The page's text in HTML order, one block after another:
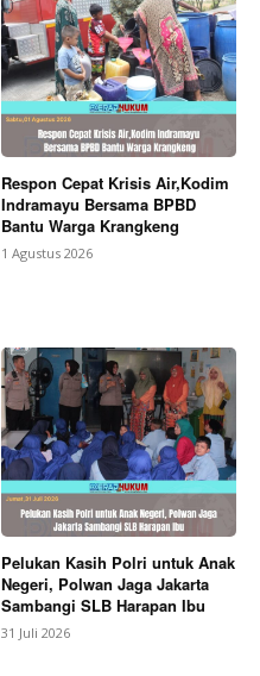
Respon Cepat Krisis Air,Kodim
Indramayu Bersama BPBD
Bantu Warga Krangkeng
1 Agustus 2026
Pelukan Kasih Polri untuk Anak
Negeri, Polwan Jaga Jakarta
Sambangi SLB Harapan Ibu
31 Juli 2026